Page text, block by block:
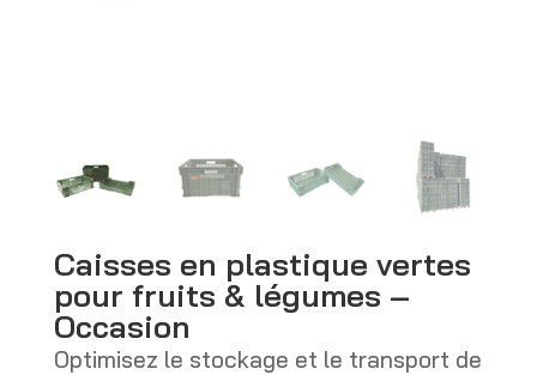
Caisses en plastique vertes
pour fruits & légumes –
Occasion
Optimisez le stockage et le transport de